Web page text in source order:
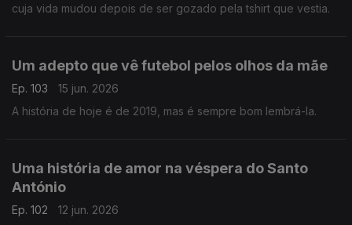
cuja vida mudou depois de ser gozado pela tshirt que vestia.
Um adepto que vê futebol pelos olhos da mãe
Ep. 103
15 jun. 2026
A história de hoje é de 2019, mas é sempre bom lembrá-la.
Uma história de amor na véspera do Santo
António
Ep. 102
12 jun. 2026